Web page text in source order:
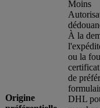
Origine
Moins
À la
ou la
de
DHL